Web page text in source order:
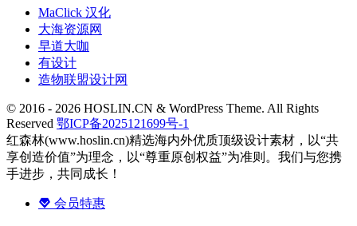
MaClick 汉化
大海资源网
早道大咖
有设计
造物联盟设计网
© 2016 - 2026 HOSLIN.CN & WordPress Theme. All Rights
Reserved 鄂ICP备2025121699号-1
红森林(www.hoslin.cn)精选海内外优质顶级设计素材，以“共
享创造价值”为理念，以“尊重原创权益”为准则。我们与您携
手进步，共同成长！
会员特惠